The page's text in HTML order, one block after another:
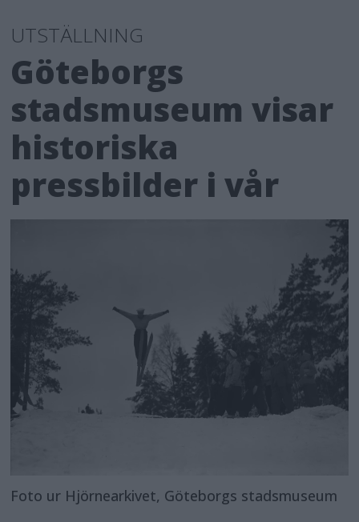
UTSTÄLLNING
Göteborgs
stadsmuseum visar
historiska
pressbilder i vår
Foto ur Hjörnearkivet, Göteborgs stadsmuseum